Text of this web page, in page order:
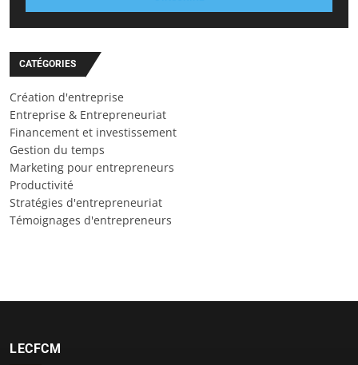
CATÉGORIES
Création d'entreprise
Entreprise & Entrepreneuriat
Financement et investissement
Gestion du temps
Marketing pour entrepreneurs
Productivité
Stratégies d'entrepreneuriat
Témoignages d'entrepreneurs
LECFCM